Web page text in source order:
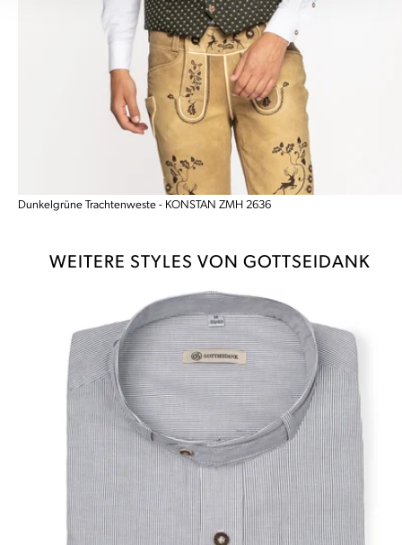
Dunkelgrüne Trachtenweste - KONSTAN ZMH 2636
WEITERE STYLES VON GOTTSEIDANK